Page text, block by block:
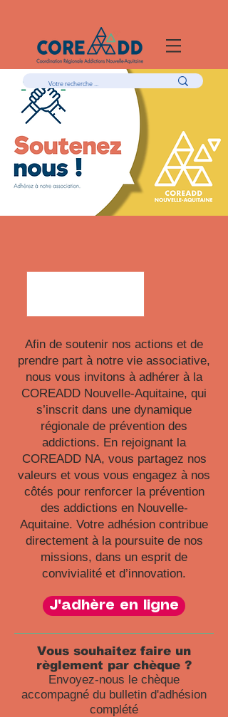
Afin de soutenir nos actions et de
prendre part à notre vie associative,
nous vous invitons à adhérer à la
COREADD Nouvelle-Aquitaine, qui
s’inscrit dans une dynamique
régionale de prévention des
addictions. En rejoignant la
COREADD NA, vous partagez nos
valeurs et vous vous engagez à nos
côtés pour renforcer la prévention
des addictions en Nouvelle-
Aquitaine. Votre adhésion contribue
directement à la poursuite de nos
missions, dans un esprit de
convivialité et d’innovation.
J'adhère en ligne
Vous souhaitez faire un
règlement par chèque ?
Envoyez-nous le chèque
accompagné du bulletin d'adhésion
complété